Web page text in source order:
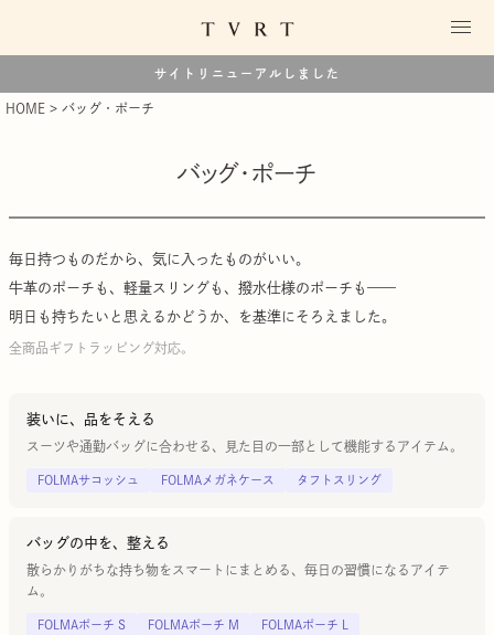
サイトリニューアルしました
HOME バッグ・ポーチ
バッグ・ポーチ
毎日持つものだから、気に入ったものがいい。
牛革のポーチも、軽量スリングも、撥水仕様のポーチも——
明日も持ちたいと思えるかどうか、を基準にそろえました。
全商品ギフトラッピング対応。
装いに、品をそえる
スーツや通勤バッグに合わせる、見た目の一部として機能するアイテム。
FOLMAサコッシュ FOLMAメガネケース タフトスリング
バッグの中を、整える
散らかりがちな持ち物をスマートにまとめる、毎日の習慣になるアイテ
ム。
FOLMAポーチ S FOLMAポーチ M
FOLMAポーチ L